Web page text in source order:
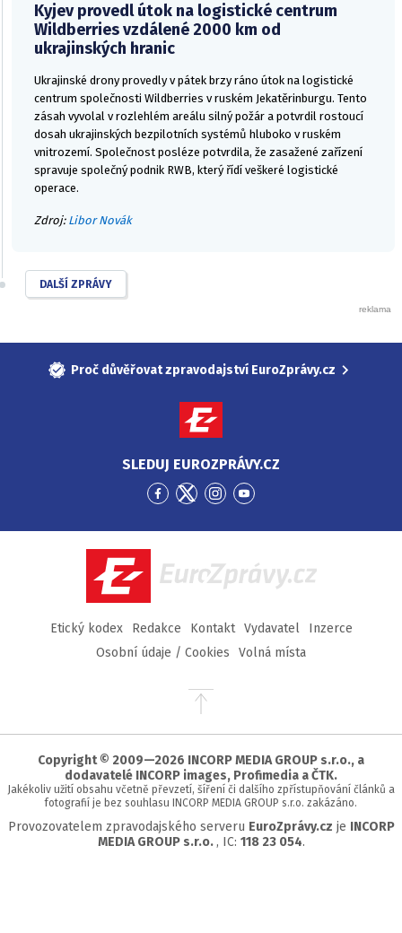
Kyjev provedl útok na logistické centrum
Wildberries vzdálené 2000 km od
ukrajinských hranic
Ukrajinské drony provedly v pátek brzy ráno útok na logistické
centrum společnosti Wildberries v ruském Jekatěrinburgu. Tento
zásah vyvolal v rozlehlém areálu silný požár a potvrdil rostoucí
dosah ukrajinských bezpilotních systémů hluboko v ruském
vnitrozemí. Společnost posléze potvrdila, že zasažené zařízení
spravuje společný podnik RWB, který řídí veškeré logistické
operace.
Zdroj: Libor Novák
DALŠÍ ZPRÁVY
Proč důvěřovat zpravodajství EuroZprávy.cz
SLEDUJ EUROZPRÁVY.CZ
Přejít
Facebook
Přejít
Twitter
Přejít
Instagram
Přejít
YouTube
EuroZprávy.cz
Etický kodex Redakce Kontakt Vydavatel
Inzerce
Osobní údaje / Cookies
Volná místa
Přejít
stránky
Copyright © 2009—2026 INCORP MEDIA GROUP s.r.o., a
dodavatelé INCORP images, Profimedia a ČTK.
Jakékoliv užití obsahu včetně převzetí, šíření či dalšího zpřístupňování článků a
fotografií je bez souhlasu INCORP MEDIA GROUP s.r.o. zakázáno.
Provozovatelem zpravodajského serveru EuroZprávy.cz je INCORP
MEDIA GROUP s.r.o., IC: 118 23 054.